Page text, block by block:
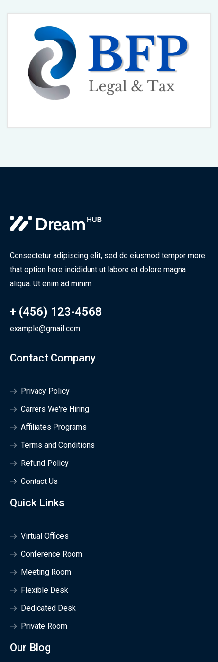
Consectetur adipiscing elit, sed do eiusmod tempor more
that option here incididunt ut labore et dolore magna
aliqua. Ut enim ad minim
+ (456) 123-4568
example@gmail.com
Contact Company
Privacy Policy
Carrers We're Hiring
Affiliates Programs
Terms and Conditions
Refund Policy
Contact Us
Quick Links
Virtual Offices
Conference Room
Meeting Room
Flexible Desk
Dedicated Desk
Private Room
Our Blog